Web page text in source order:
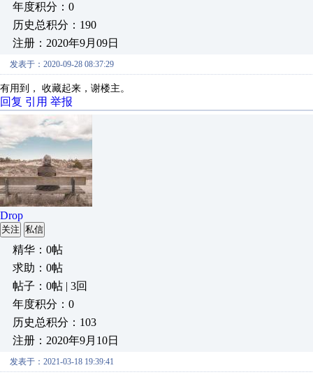
年度积分：0
历史总积分：190
注册：2020年9月09日
发表于：2020-09-28 08:37:29
有用到， 收藏起来，谢楼主。
回复 引用 举报
Drop
关注 私信
精华：0帖
求助：0帖
帖子：0帖 | 3回
年度积分：0
历史总积分：103
注册：2020年9月10日
发表于：2021-03-18 19:39:41